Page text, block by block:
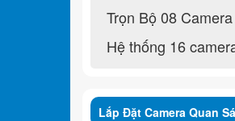
Trọn Bộ 08 Camera
Hệ thống 16
Lắp Đặt Camera Quan